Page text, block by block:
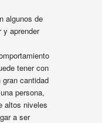
algunos de
y aprender
tener con
cantidad
persona,
altos niveles
a ser